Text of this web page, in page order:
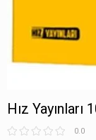
Hız Yayınları
0.0